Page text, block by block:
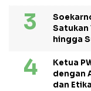
Satukan
hingga
Ketua
dengan
dan Etika